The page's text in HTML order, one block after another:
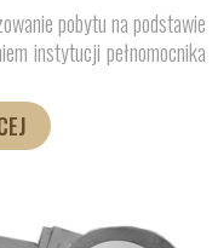
pobytu na podstawie
instytucji pełnomocnika